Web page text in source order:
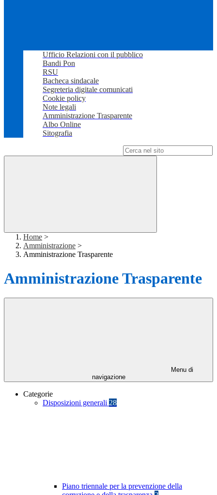
Ufficio Relazioni con il pubblico
Bandi Pon
RSU
Bacheca sindacale
Segreteria digitale comunicati
Cookie policy
Note legali
Amministrazione Trasparente
Albo Online
Sitografia
Home >
Amministrazione >
Amministrazione Trasparente
Amministrazione Trasparente
Menu di
navigazione
Categorie
Disposizioni generali 28
Piano triennale per la prevenzione della